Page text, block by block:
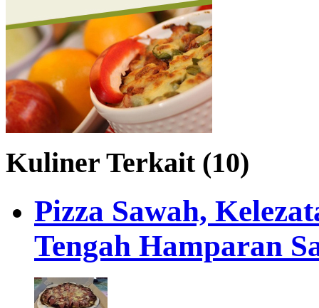
Kuliner Terkait (10)
Pizza Sawah,
Tengah Hamparan